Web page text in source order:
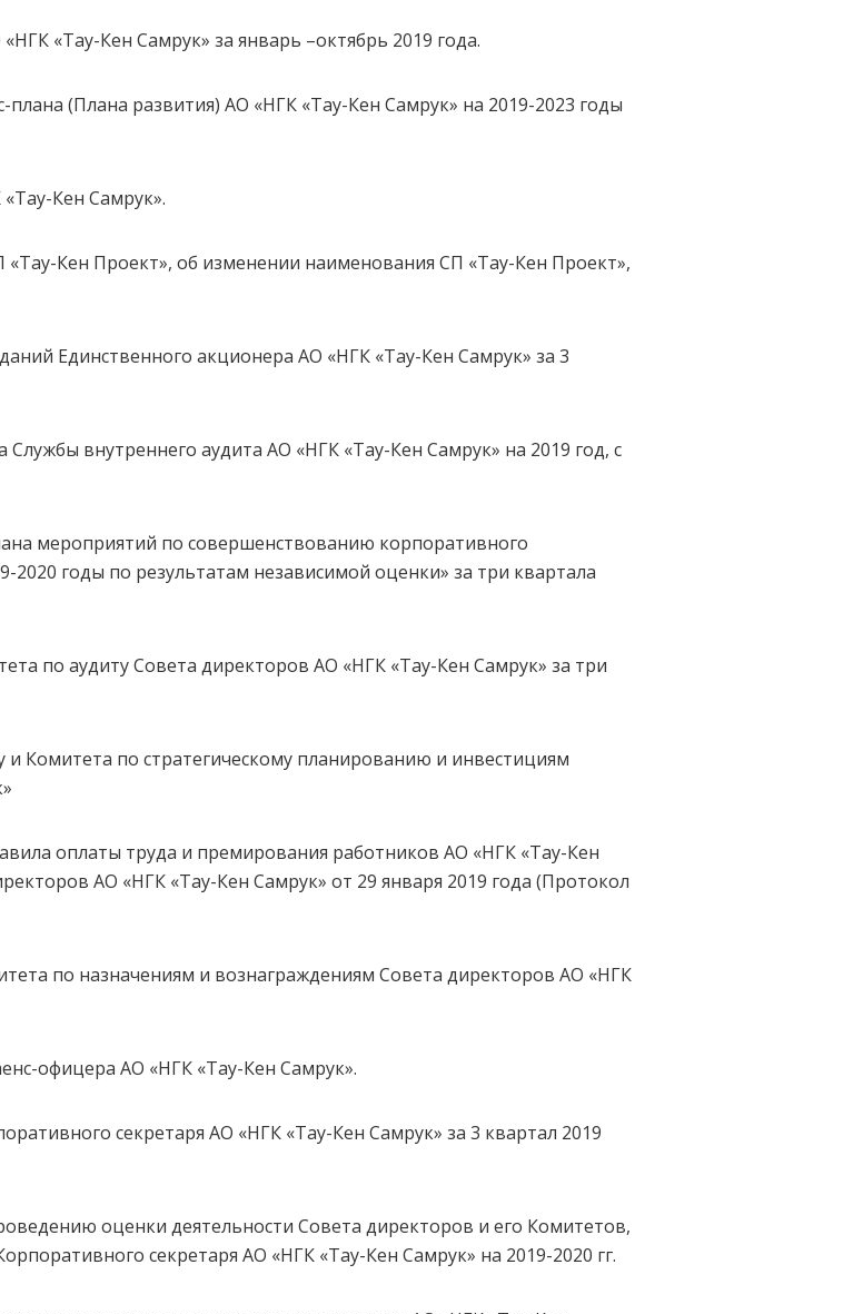
«Тау-Кен Самрук» за январь –октябрь 2019 года.
(Плана развития) АО «НГК «Тау-Кен Самрук» на 2019-2023 годы
Кен Самрук».
Кен Проект», об изменении наименования СП «Тау-Кен Проект»,
Единственного акционера АО «НГК «Тау-Кен Самрук» за 3
Службы внутреннего аудита АО «НГК «Тау-Кен Самрук» на 2019 год, с
мероприятий по совершенствованию корпоративного
2020 годы по результатам независимой оценки» за три квартала
по аудиту Совета директоров АО «НГК «Тау-Кен Самрук» за три
Комитета по стратегическому планированию и инвестициям
оплаты труда и премирования работников АО «НГК «Тау-Кен
АО «НГК «Тау-Кен Самрук» от 29 января 2019 года (Протокол
по назначениям и вознаграждениям Совета директоров АО «НГК
офицера АО «НГК «Тау-Кен Самрук».
секретаря АО «НГК «Тау-Кен Самрук» за 3 квартал 2019
оценки деятельности Совета директоров и его Комитетов,
секретаря АО «НГК «Тау-Кен Самрук» на 2019-2020 гг.